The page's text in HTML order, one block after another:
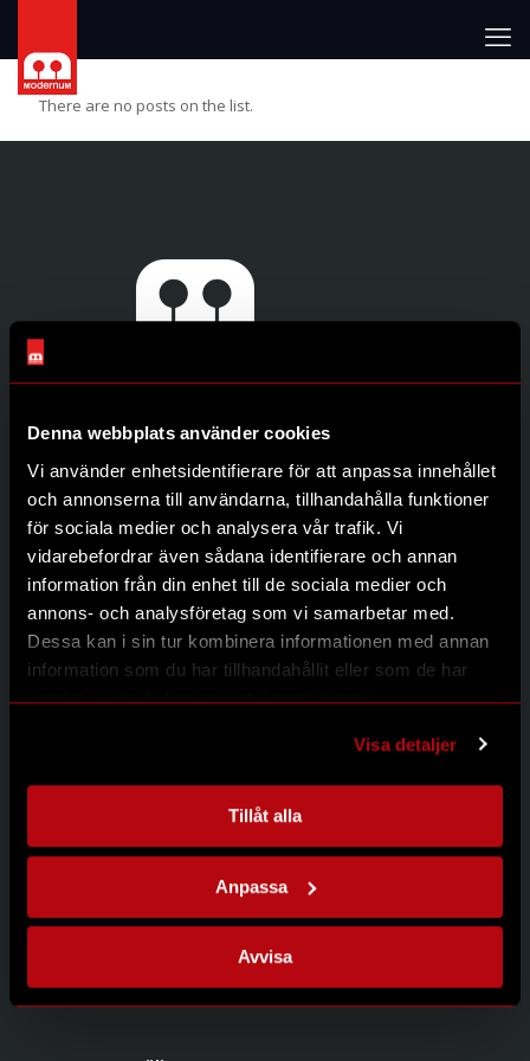
Denna webbplats använder cookies
Vi använder enhetsidentifierare för att anpassa innehållet
och annonserna till användarna, tillhandahålla funktioner
för sociala medier och analysera vår trafik. Vi
vidarebefordrar även sådana identifierare och annan
information från din enhet till de sociala medier och
annons- och analysföretag som vi samarbetar med.
Dessa kan i sin tur kombinera informationen med annan
information som du har tillhandahållit eller som de har
samlat in när du har använt deras tjänster.
Visa detaljer
Tillåt alla
Anpassa
Avvisa
There are no posts on the list.
Genvägar
Produkter
Återförsäljare
Om oss
Kontakt
Integritetspolicy
Kontakta oss
08-626 95 00
info@modernum.se
Måndag-Torsdag 08.00-16.30